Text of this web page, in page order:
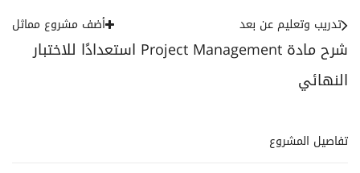
شرح مادة Project Management استعدادًا للاختبار
النهائي
تدريب وتعليم عن بعد أضف مشروع مماثل
تفاصيل المشروع